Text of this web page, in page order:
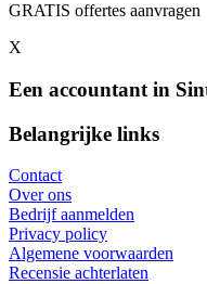
GRATIS offertes aanvragen
X
Een accountant in
Belangrijke links
Contact
Over ons
Bedrijf aanmelden
Privacy policy
Algemene voorwaarden
Recensie achterlaten